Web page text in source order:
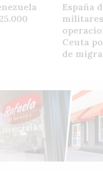
España
Ceuta
de